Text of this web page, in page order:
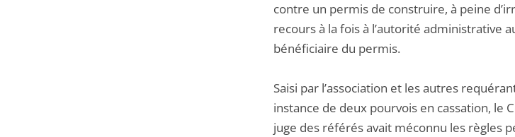
contre un permis de construire, à peine
recours à la fois à l’autorité administrative
bénéficiaire du permis.
Saisi par l’association et les autres
instance de deux pourvois en cassation, le
juge des référés avait méconnu les règles